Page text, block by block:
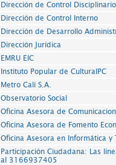
Dirección de Control
Dirección de Control Interno
Dirección de Desarrollo
Dirección Jurídica
EMRU EIC
Instituto Popular de CulturaIPC
Metro Cali S.A.
Observatorio Social
Oficina Asesora de
Oficina Asesora de Fomento
Oficina Asesora en Informática y
Participación Ciudadana: Las
al 3166937405